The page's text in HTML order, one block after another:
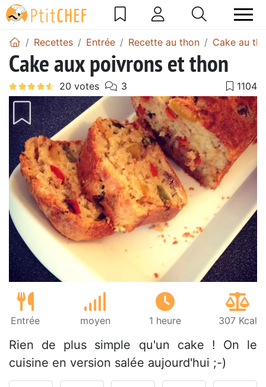
Recettes Entrée Recette au thon Cake au
Cake aux poivrons et thon
Entrée moyen 1 heure 307 Kcal
Rien de plus simple qu'un cake ! On le
cuisine en version salée aujourd'hui ;-)